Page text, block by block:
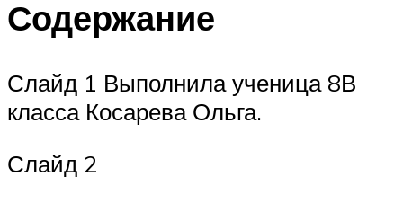
Содержание
Слайд 1 Выполнила ученица 8В
класса Косарева Ольга.
Слайд 2